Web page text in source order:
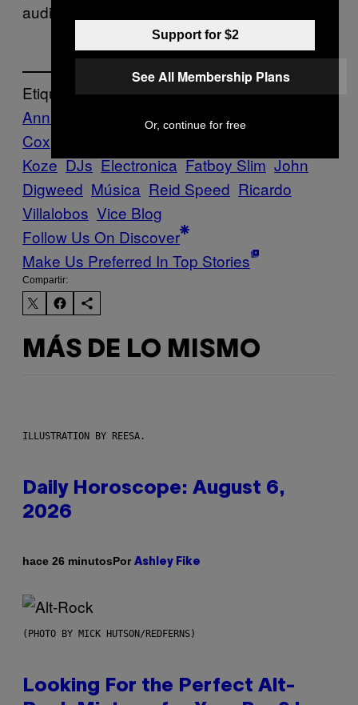
audiencia». [
Etiquetado:
Annie Mac
Aphex Twin bassnectar
Cox
Koze DJs Electronica Fatboy Slim John
Digweed Música Reid Speed Ricardo
Villalobos Vice Blog
Follow Us On Discover
Make Us Preferred In Top Stories
Compartir:
MÁS DE LO MISMO
ILLUSTRATION BY REESA.
Daily Horoscope: August 6,
2026
hace 26 minutosPor Ashley Fike
(PHOTO BY MICK HUTSON/REDFERNS)
Looking For the Perfect Alt-
Support for $2
See All Membership Plans
Or, continue for free